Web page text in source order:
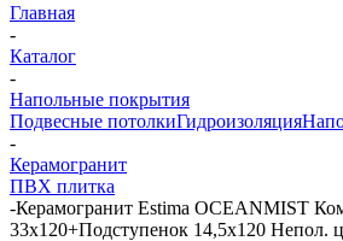
Главная
-
Каталог
-
Напольные покрытия
Подвесные потолкиГидроизоляция
-
Керамогранит
ПВХ плитка
-Керамогранит Estima OCEANMIST
33x120+Подступенок 14,5x120 Непол.